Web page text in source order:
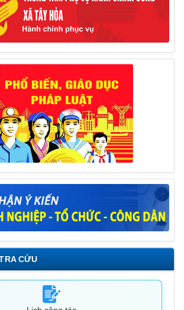
phục hậu quả trong lĩnh vực đất đai
17/06/2025
đăng ký tiếp công dân định kỳ đợt 01
Chủ tịch UBND huyện
26/05/2025
CỨU